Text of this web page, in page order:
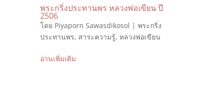
พระกริ่งประทานพร หลวงพ่อเขียน ปี
2506
โดย Piyaporn Sawasdikosol | พระกริ่ง
ประทานพร, สาระความรู้, หลวงพ่อเขียน
อ่านเพิ่มเติม